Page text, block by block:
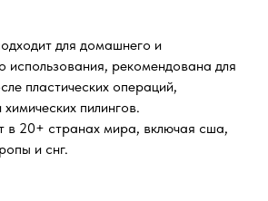
для домашнего и
использования, рекомендована для
пластических операций,
пилингов.
в 20+ странах мира, включая сша,
и снг.